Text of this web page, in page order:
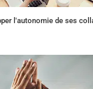
l'autonomie de ses